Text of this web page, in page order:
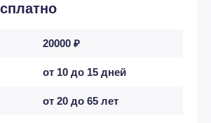
20000 ₽
от 10 до 15 дней
от 20 до 65 лет